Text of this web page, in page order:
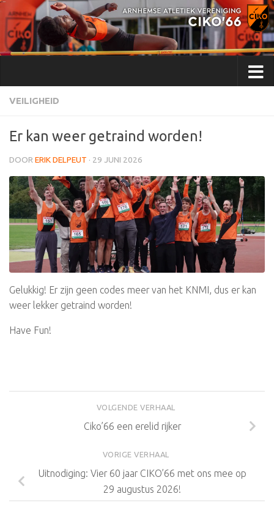
Doorgaan naar inhoud
VEILIGHEID
Er kan weer getraind worden!
DOOR ERIK DELPEUT · 29 JUNI 2026
Gelukkig! Er zijn geen codes meer van het KNMI, dus er kan
weer lekker getraind worden!
Have Fun!
VOLGENDE VERHAAL
Ciko’66 een erelid rijker
VORIGE VERHAAL
Uitnodiging: Vier 60 jaar CIKO’66 met ons mee op
29 augustus 2026!